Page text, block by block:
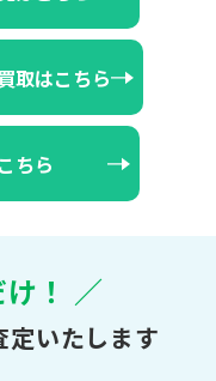
取はこちら
ちら
！ ／
定いたします